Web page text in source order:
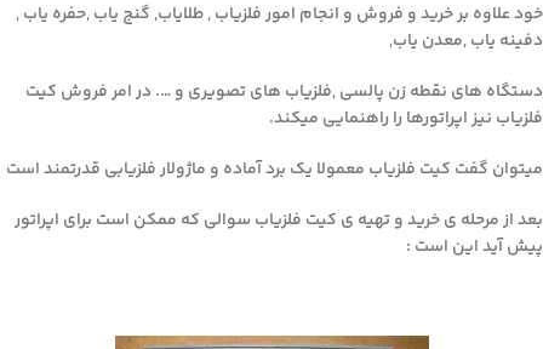
خود علاوه بر خرید و فروش و انجام امور فلزیاب , طلایاب, گنج یاب ,حفره یاب ,
دفینه یاب ,معدن یاب,
دستگاه های نقطه زن پالسی ,فلزیاب های تصویری و …. در امر فروش کیت
فلزیاب نیز اپراتورها را راهنمایی میکند.
میتوان گفت کیت فلزیاب معمولا یک برد آماده و ماژولار فلزیابی قدرتمند است
بعد از مرحله ی خرید و تهیه ی کیت فلزیاب سوالی که ممکن است برای اپراتور
پیش آید این است :